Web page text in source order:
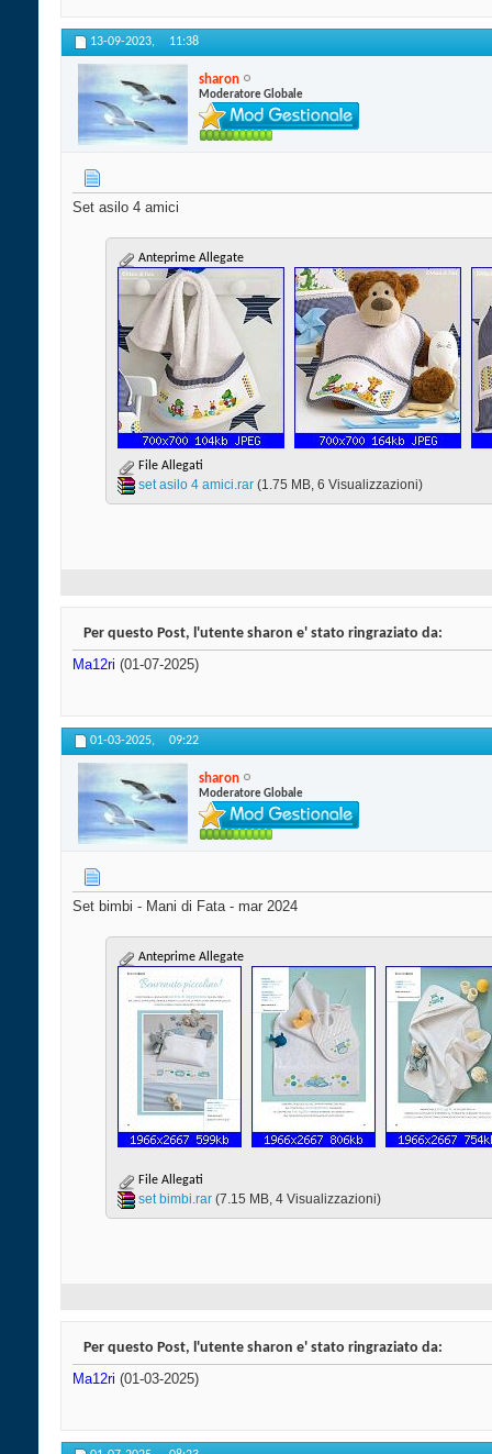
13-09-2023, 11:38
sharon
Moderatore Globale
Set asilo 4 amici
Anteprime Allegate
File Allegati
set asilo 4 amici.rar‎ (1.75 MB, 6 Visualizzazioni)
Per questo Post, l'utente sharon e' stato ringraziato da:
Ma12ri (01-07-2025)
01-03-2025, 09:22
sharon
Moderatore Globale
Set bimbi - Mani di Fata - mar 2024
Anteprime Allegate
File Allegati
set bimbi.rar‎ (7.15 MB, 4 Visualizzazioni)
Per questo Post, l'utente sharon e' stato ringraziato da:
Ma12ri (01-03-2025)